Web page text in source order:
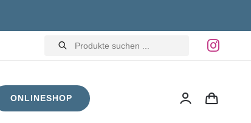
Products
search
ONLINESHOP